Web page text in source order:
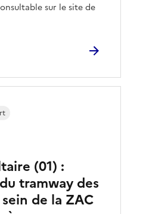
sur le site de
(01) :
tramway des
de la ZAC